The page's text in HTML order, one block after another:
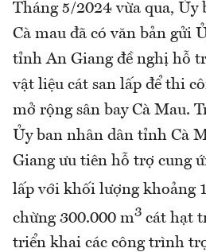
Tháng 5/2024 vừa qua,
Cà mau đã có văn bản gửi
tỉnh An Giang đề nghị hỗ
vật liệu cát san lấp để thi
mở rộng sân bay Cà Mau.
Ủy ban nhân dân tỉnh Cà
Giang ưu tiên hỗ trợ cung
lấp với khối lượng khoảng
chừng 300.000 m3 cát hạt
triển khai các công trình